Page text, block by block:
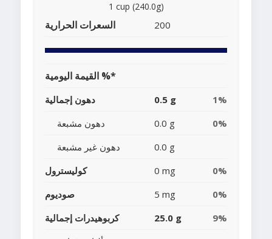
1 cup (240.0g)
السعرات الحرارية 200
القيمة اليومية %*
دهون إجمالية 0.5 g
1%
دهون مشبعة
0.0 g
0%
دهون غير مشبعة
0.0 g
كوليسترول
0 mg
0%
صوديوم
5 mg
0%
كربوهيدرات إجمالية
25.0 g
9%